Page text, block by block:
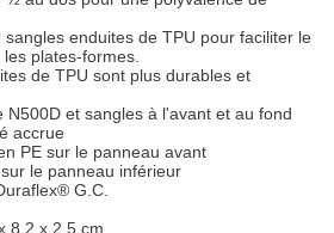
enduites de TPU pour faciliter le
plates-formes.
de TPU sont plus durables et
N500D et sangles à l'avant et au fond
accrue
PE sur le panneau avant
le panneau inférieur
G.C.
8.2 x 2.5 cm